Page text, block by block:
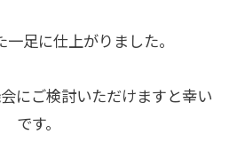
足に仕上がりました。
にご検討いただけますと幸い
です。